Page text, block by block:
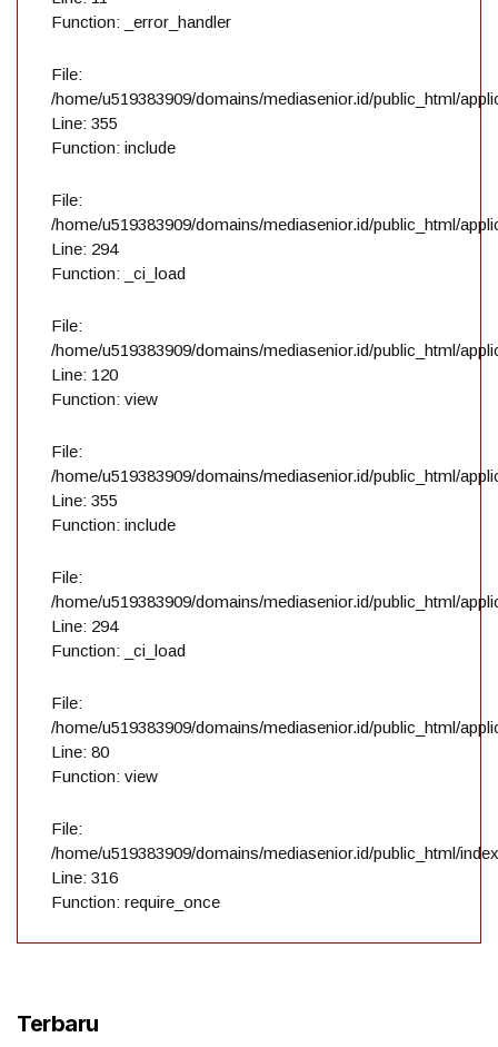
Function: _error_handler
File:
/home/u519383909/domains/mediasenior.id/public_html/
Line: 355
Function: include
File:
/home/u519383909/domains/mediasenior.id/public_html/
Line: 294
Function: _ci_load
File:
/home/u519383909/domains/mediasenior.id/public_html/
Line: 120
Function: view
File:
/home/u519383909/domains/mediasenior.id/public_html/
Line: 355
Function: include
File:
/home/u519383909/domains/mediasenior.id/public_html/
Line: 294
Function: _ci_load
File:
/home/u519383909/domains/mediasenior.id/public_html/
Line: 80
Function: view
File:
/home/u519383909/domains/mediasenior.id/public_html/
Line: 316
Function: require_once
Terbaru